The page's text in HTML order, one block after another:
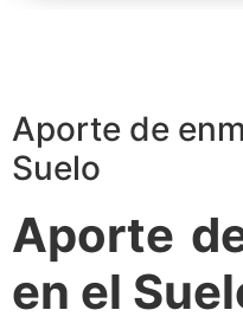
Aporte de
Suelo
Aporte
en el